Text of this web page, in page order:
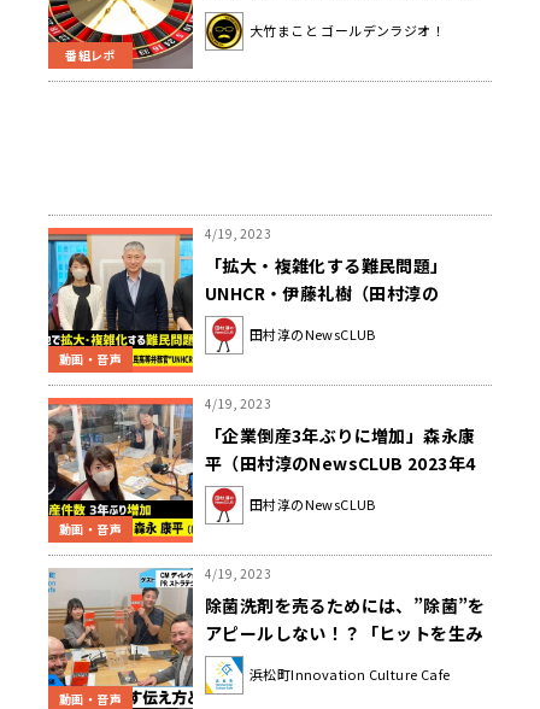
番組レポ
ないんだね」
大竹まこと ゴールデンラジオ！
動画・音声
4/19, 2023
「拡大・複雑化する難民問題」
UNHCR・伊藤礼樹（田村淳の
NewsCLUB 2023年4月15日後半）
田村淳のNewsCLUB
動画・音声
4/19, 2023
「企業倒産3年ぶりに増加」森永康
平（田村淳のNewsCLUB 2023年4
月15日前半）
田村淳のNewsCLUB
動画・音声
4/19, 2023
除菌洗剤を売るためには、”除菌”を
アピールしない！？「ヒットを生み
出す伝え方とは」＃1（4月10日「浜
カフェ」）なかじましんや 本田哲
浜松町Innovation Culture Cafe